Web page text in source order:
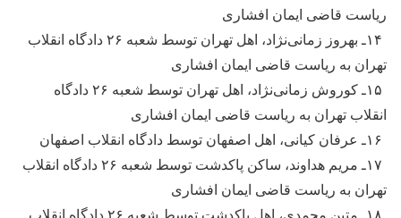
ریاست قاضی ایمان افشاری
۱۴ـ بهروز زمانی‌نژاد، اهل تهران توسط شعبه ۲۶ دادگاه انقلاب
تهران به ریاست قاضی ایمان افشاری
۱۵ـ کوروش زمانی‌نژاد، اهل تهران توسط شعبه ۲۶ دادگاه
انقلاب تهران به ریاست قاضی ایمان افشاری
۱۷ـ مریم هداوند، ساکن پاکدشت توسط شعبه ۲۶ دادگاه انقلاب
تهران به ریاست قاضی ایمان افشاری